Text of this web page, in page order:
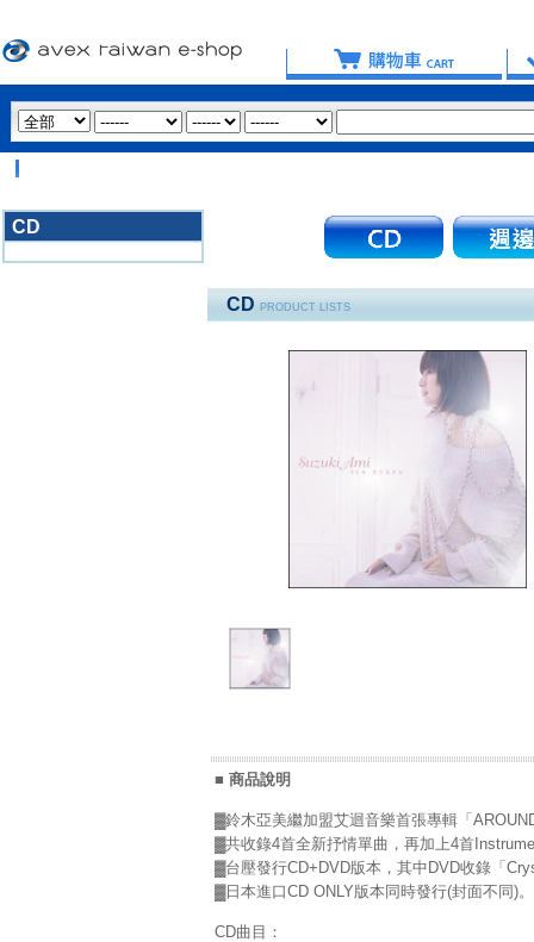
CD
CD PRODUCT LISTS
■ 商品說明
▓鈴木亞美繼加盟艾迴音樂首張專輯「
▓共收錄4首全新抒情單曲，再加上4首
▓台壓發行CD+DVD版本，其中DVD收錄「
▓日本進口CD ONLY版本同時發行(封面不同)。
CD曲目：